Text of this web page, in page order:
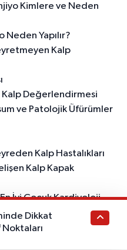
Kimlere ve Neden
Neden Yapılır?
Kalp
Değerlendirmesi
ve Patolojik Üfürümler
Kalp Hastalıkları
Kalp Kapak
İyi Çocuk Kardiyoloji
Ailelerine
Dikkat